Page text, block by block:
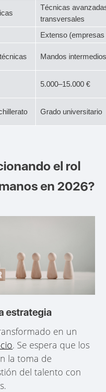
Técnicas
transversales
Extenso
Mandos
5.000–15.000 €
Grado universitario
el rol
en 2026?
estrategia
en un
. Se espera que los
la toma de
del talento con